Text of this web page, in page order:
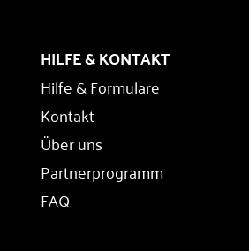
HILFE & KONTAKT
Hilfe & Formulare
Kontakt
Über uns
Partnerprogramm
FAQ